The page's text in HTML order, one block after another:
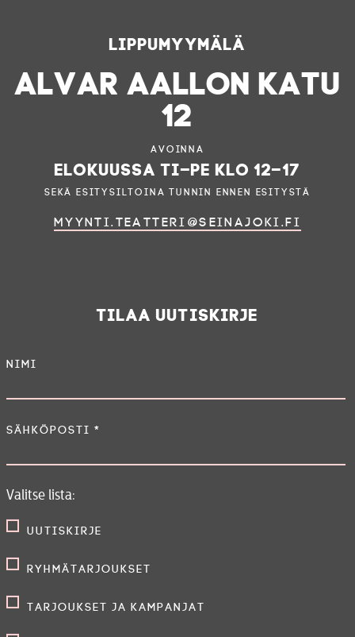
Lippumyymälä
ALVAR AALLON KATU
12
Avoinna
elokuussa ti–pe klo 12–17
sekä esitysiltoina tunnin ennen esitystä
myynti.teatteri@seinajoki.fi
Tilaa uutiskirje
Nimi
Sähköposti *
Valitse lista:
Uutiskirje
Ryhmätarjoukset
Tarjoukset ja kampanjat